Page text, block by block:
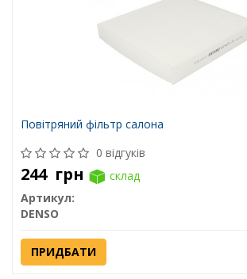
Повітряний фільтр салона
0 відгуків
244 грн
склад
Артикул:
DENSO
ПРИДБАТИ